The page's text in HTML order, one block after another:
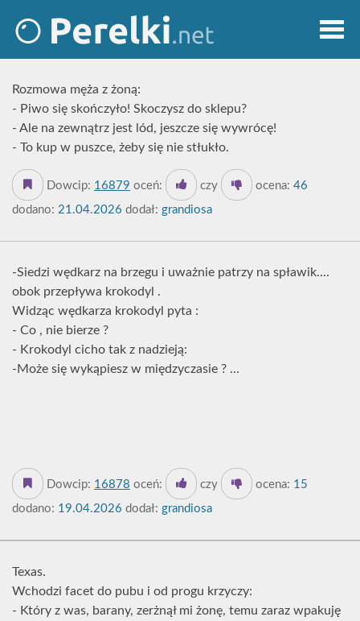
Rozmowa męża z żoną:
- Piwo się skończyło! Skoczysz do sklepu?
- Ale na zewnątrz jest lód, jeszcze się wywrócę!
- To kup w puszce, żeby się nie stłukło.
Dowcip: 16879 oceń: czy ocena: 46
dodano: 21.04.2026 dodał: grandiosa
-Siedzi wędkarz na brzegu i uważnie patrzy na spławik....
obok przepływa krokodyl .
Widząc wędkarza krokodyl pyta :
- Co , nie bierze ?
- Krokodyl cicho tak z nadzieją:
-Może się wykąpiesz w międzyczasie ? ...
Dowcip: 16878 oceń: czy ocena: 15
dodano: 19.04.2026 dodał: grandiosa
Texas.
Wchodzi facet do pubu i od progu krzyczy:
- Który z was, barany, zerżnął mi żonę, temu zaraz wpakuję